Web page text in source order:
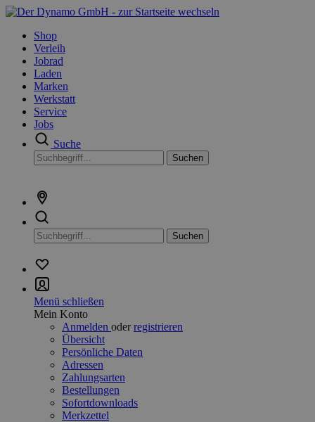
Shop
Verleih
Jobrad
Laden
Marken
Werkstatt
Service
Jobs
Suche
Suchen
Suchen
Menü schließen
Mein Konto
Anmelden oderregistrieren
Übersicht
Persönliche Daten
Adressen
Zahlungsarten
Bestellungen
Sofortdownloads
Merkzettel